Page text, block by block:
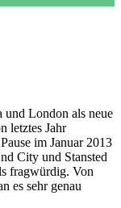
und London als neue
letztes Jahr
im Januar 2013
City und Stansted
fragwürdig. Von
es sehr genau